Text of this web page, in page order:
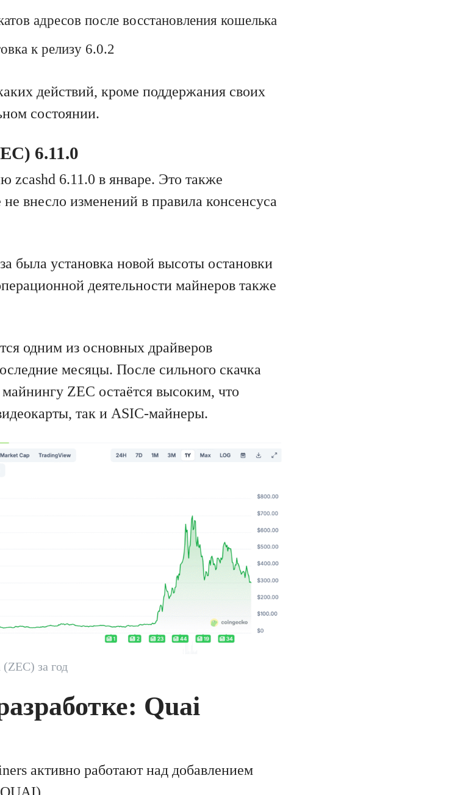
адресов после восстановления кошелька
к релизу 6.0.2
действий, кроме поддержания своих
состоянии.
6.11.0
zcashd 6.11.0 в январе. Это также
внесло изменений в правила консенсуса
была установка новой высоты остановки
деятельности майнеров также
одним из основных драйверов
месяцы. После сильного скачка
ZEC остаётся высоким, что
так и ASIC-майнеры.
за год
Quai
активно работают над добавлением